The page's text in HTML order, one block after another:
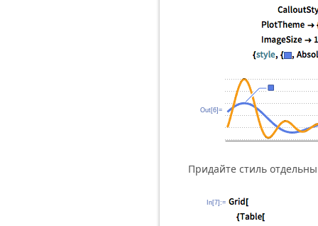
Out[6]=
Придайте стиль
In[7]:=